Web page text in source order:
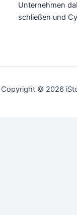
Unternehmen
schließen und
Copyright © 2026